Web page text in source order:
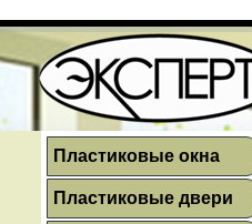
Пластиковые окна
Пластиковые двери